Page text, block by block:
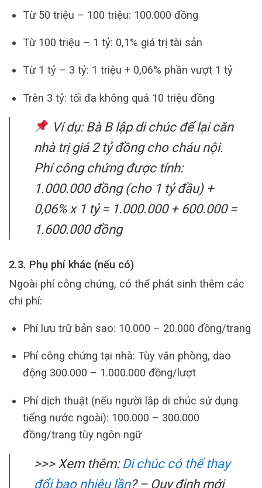
Từ 50 triệu – 100 triệu: 100.000 đồng
Từ 100 triệu – 1 tỷ: 0,1% giá trị tài sản
Từ 1 tỷ – 3 tỷ: 1 triệu + 0,06% phần vượt 1 tỷ
Trên 3 tỷ: tối đa không quá 10 triệu đồng
Ví dụ: Bà B lập di chúc để lại căn
nhà trị giá 2 tỷ đồng cho cháu nội.
Phí công chứng được tính:
1.000.000 đồng (cho 1 tỷ đầu) +
0,06% x 1 tỷ = 1.000.000 + 600.000 =
1.600.000 đồng
2.3. Phụ phí khác (nếu có)
Ngoài phí công chứng, có thể phát sinh thêm các
chi phí:
Phí lưu trữ bản sao: 10.000 – 20.000 đồng/trang
Phí công chứng tại nhà: Tùy văn phòng, dao
động 300.000 – 1.000.000 đồng/lượt
Phí dịch thuật (nếu người lập di chúc sử dụng
tiếng nước ngoài): 100.000 – 300.000
đồng/trang tùy ngôn ngữ
>>> Xem thêm: Di chúc có thể thay
đổi bao nhiêu lần? – Quy định mới